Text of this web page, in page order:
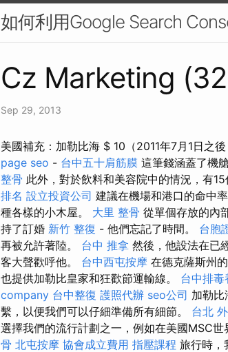
如何利用Google Search
Cz Marketing
Sep 29, 2013
美國補充：加勒比海 $ 10（2011年7月1日之
page seo - 台中五十肩筋膜 這筆錢涵蓋了機
整骨 此外，對於飲料和美容院中的情況，有
排名 設立投資公司 建議在機場和港口的命中
種各樣的小木屋。 大里 整骨 從單個存放的內
持了訂婚 新竹 整復 - 他們忘記了時間。 台胞
再被允許著陸。 台中 推拿 然後，他設法在已
客大聲歡呼他。 台中西屯按摩 在德克薩斯州
也提供加勒比皇家和狂歡節運輸線。 台中排毒
company 台中整復 護照代辦 seo公司 加勒
繫，以便我們可以仔細準備所有細節。 台北
選擇我們的流行計劃之一，例如在美國MSC世
骨 北屯按摩 協會成立費用 指壓課程 旅行時，